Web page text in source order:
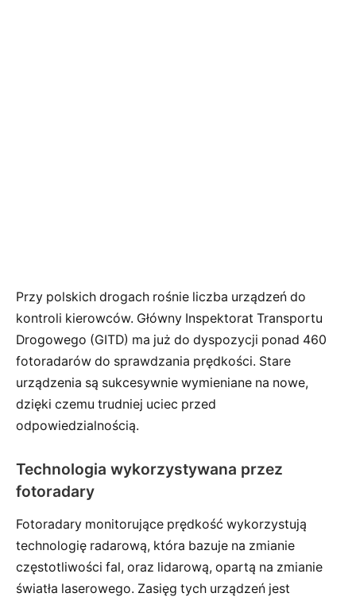
Przy polskich drogach rośnie liczba urządzeń do
kontroli kierowców. Główny Inspektorat Transportu
Drogowego (GITD) ma już do dyspozycji ponad 460
fotoradarów do sprawdzania prędkości. Stare
urządzenia są sukcesywnie wymieniane na nowe,
dzięki czemu trudniej uciec przed
odpowiedzialnością.
Technologia wykorzystywana przez
fotoradary
Fotoradary monitorujące prędkość wykorzystują
technologię radarową, która bazuje na zmianie
częstotliwości fal, oraz lidarową, opartą na zmianie
światła laserowego. Zasięg tych urządzeń jest